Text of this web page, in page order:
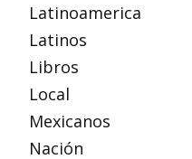
Latinoamerica
Latinos
Libros
Local
Mexicanos
Nación